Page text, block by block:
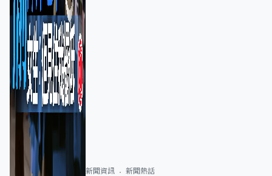
新聞資訊 新聞熱話